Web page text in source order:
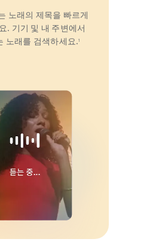
노래의 제목을 빠르게
. 기기 및 내 주변에서
노래를 검색하세요.1